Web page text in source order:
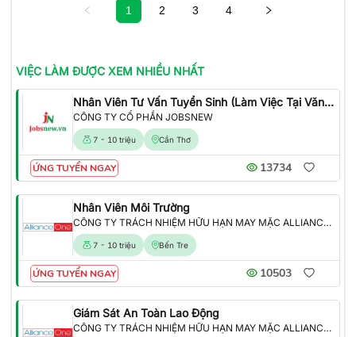
1 2 3 4
VIỆC LÀM ĐƯỢC XEM NHIỀU NHẤT
Nhân Viên Tư Vấn Tuyển Sinh (Làm Việc Tại Văn Phòng)
CÔNG TY CỔ PHẦN JOBSNEW
7 - 10 triệu Cần Thơ
ỨNG TUYỂN NGAY 13734
Nhân Viên Môi Trường
CÔNG TY TRÁCH NHIỆM HỮU HẠN MAY MẶC ALLIANCE ONE
7 - 10 triệu Bến Tre
ỨNG TUYỂN NGAY 10503
Giám Sát An Toàn Lao Động
CÔNG TY TRÁCH NHIỆM HỮU HẠN MAY MẶC ALLIANCE ONE